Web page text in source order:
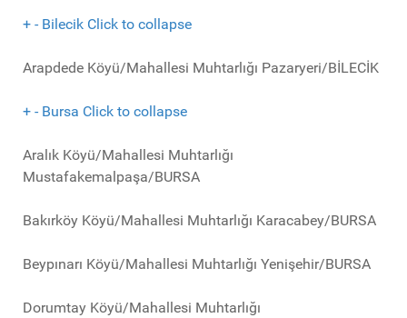
+ - Bilecik Click to collapse
Arapdede Köyü/Mahallesi Muhtarlığı Pazaryeri/BİLECİK
+ - Bursa Click to collapse
Aralık Köyü/Mahallesi Muhtarlığı
Mustafakemalpaşa/BURSA
Bakırköy Köyü/Mahallesi Muhtarlığı Karacabey/BURSA
Beypınarı Köyü/Mahallesi Muhtarlığı Yenişehir/BURSA
Dorumtay Köyü/Mahallesi Muhtarlığı